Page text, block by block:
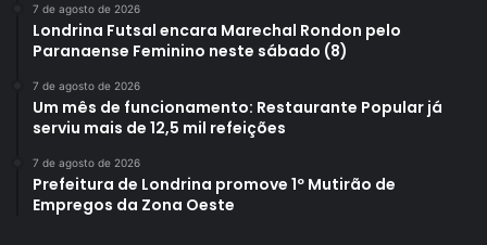
7 de agosto de 2026
Londrina Futsal encara Marechal Rondon pelo
Paranaense Feminino neste sábado (8)
7 de agosto de 2026
Um mês de funcionamento: Restaurante Popular já
serviu mais de 12,5 mil refeições
7 de agosto de 2026
Prefeitura de Londrina promove 1º Mutirão de
Empregos da Zona Oeste